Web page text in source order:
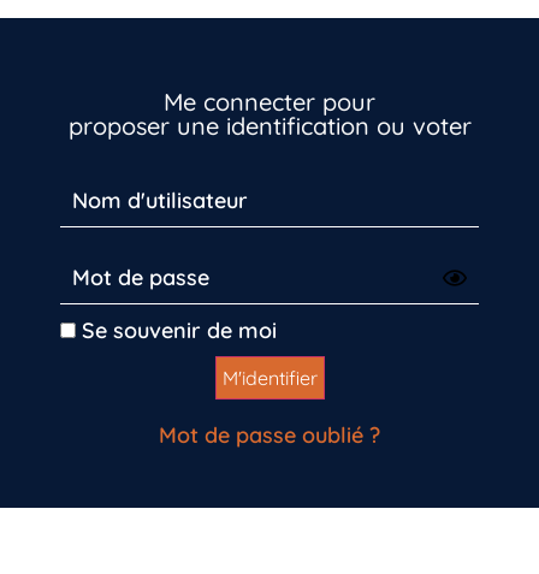
Me connecter pour
proposer une identification ou voter
Se souvenir de moi
Mot de passe oublié ?